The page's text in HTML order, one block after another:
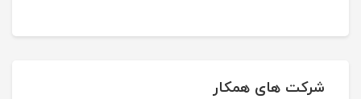
شرکت های همکار